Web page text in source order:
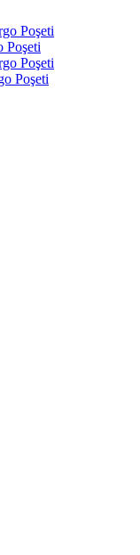
Poşeti
Poşeti
Poşeti
Poşeti